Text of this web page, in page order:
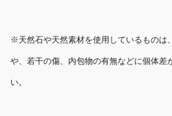
※天然石や天然素材を使用しているものは
や、若干の傷、内包物の有無などに個体差
い。